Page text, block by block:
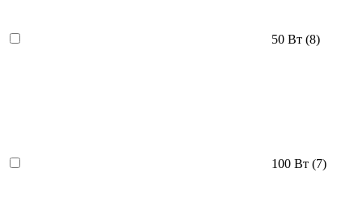
50 Вт (8)
100 Вт (7)